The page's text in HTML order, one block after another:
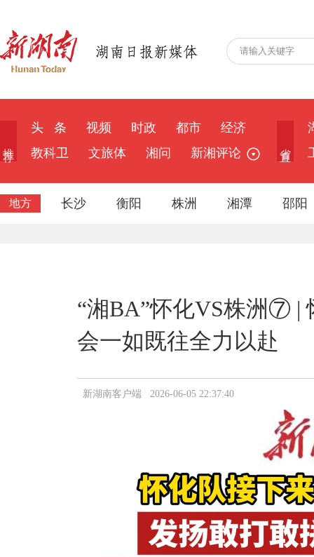
头 条 视频 时政 都市
经济
教科卫
文旅体 湘问 新湘评论
地方 长沙 衡阳 株洲 湘潭 邵阳
“湘BA”怀化VS株洲⑦ |
会一如既往全力以赴
新湖南客户端 2026-06-05 22:37:40